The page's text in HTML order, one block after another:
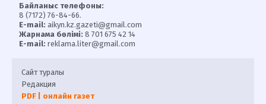
Байланыс телефоны:
8 (7172) 76-84-66.
E-mail: aikyn.kz.gazeti@gmail.com
Жарнама бөлімі: 8 701 675 42 14
E-mail: reklama.liter@gmail.com
Сайт туралы
Редакция
PDF | онлайн газет